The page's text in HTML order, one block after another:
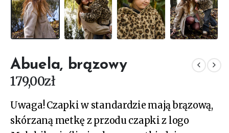
Abuela, brązowy
179,00zł
Uwaga! Czapki w standardzie mają brązową,
skórzaną metkę z przodu czapki z logo